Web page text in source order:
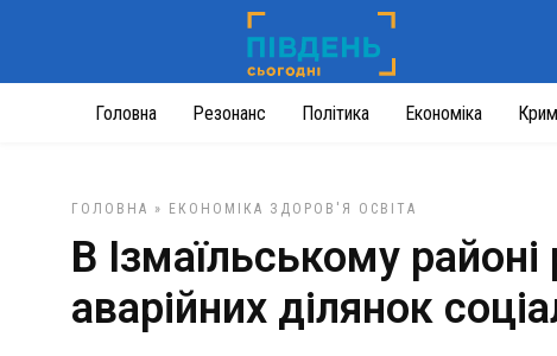
Головна Резонанс Політика Економіка
ГОЛОВНА » ЕКОНОМІКА ЗДОРОВ'Я ОСВІТА
В Ізмаїльському
аварійних ділянок